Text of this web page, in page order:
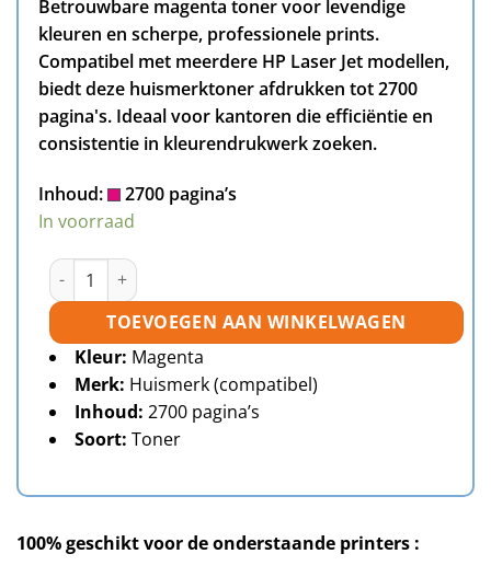
€42,95. €38,65.
Betrouwbare magenta toner voor levendige
kleuren en scherpe, professionele prints.
Compatibel met meerdere HP Laser Jet modellen,
biedt deze huismerktoner afdrukken tot 2700
pagina's. Ideaal voor kantoren die efficiëntie en
consistentie in kleurendrukwerk zoeken.
Inhoud:
2700 pagina’s
In voorraad
HP 312A (CF383A) toner magenta huismerk aantal
TOEVOEGEN AAN WINKELWAGEN
Kleur: Magenta
Merk: Huismerk (compatibel)
Inhoud: 2700 pagina’s
Soort: Toner
100% geschikt voor de onderstaande printers :